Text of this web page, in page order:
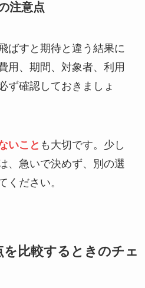
注意点
ばすと期待と違う結果に
用、期間、対象者、利用
ず確認しておきましょ
いこと も大切です。少し
、急いで決めず、別の選
ください。
を比較するときのチェ